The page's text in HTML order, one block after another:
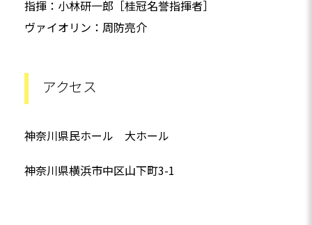
指揮：小林研一郎［桂冠名誉指揮者］
ヴァイオリン：周防亮介
アクセス
神奈川県民ホール 大ホール
神奈川県横浜市中区山下町3-1